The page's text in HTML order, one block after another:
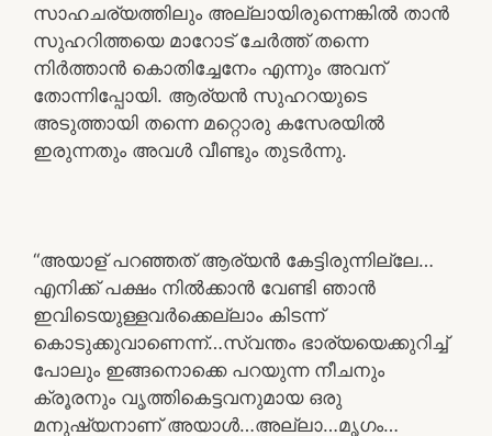
സാഹചര്യത്തിലും അല്ലായിരുന്നെങ്കിൽ താൻ
സുഹറിത്തയെ മാറോട് ചേർത്ത് തന്നെ
നിർത്താൻ കൊതിച്ചേനേം എന്നും അവന്
തോന്നിപ്പോയി. ആര്യൻ സുഹറയുടെ
അടുത്തായി തന്നെ മറ്റൊരു കസേരയിൽ
ഇരുന്നതും അവൾ വീണ്ടും തുടർന്നു.
“അയാള് പറഞ്ഞത് ആര്യൻ കേട്ടിരുന്നില്ലേ…
എനിക്ക് പക്ഷം നിൽക്കാൻ വേണ്ടി ഞാൻ
ഇവിടെയുള്ളവർക്കെല്ലാം കിടന്ന്
കൊടുക്കുവാണെന്ന്…സ്വന്തം ഭാര്യയെക്കുറിച്ച്
പോലും ഇങ്ങനൊക്കെ പറയുന്ന നീചനും
ക്രൂരനും വൃത്തികെട്ടവനുമായ ഒരു
മനുഷ്യനാണ് അയാൾ…അല്ലാ…മൃഗം…